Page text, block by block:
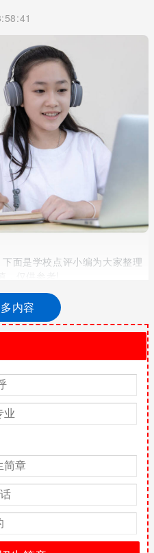
面是学校点评小编为大家整理
外语、理科综合(包括物理、化
德、历史两门学科)、体育，总
算机10分跟实验10分)
学120分，外语120分(听力测
120分(物理55分、化学35分，
品德45分(其中民族团结教育
在文科综合科目中，思想品德
德课程标准(2011年版)》中规
容和2016年4月至2017年3月
统编民族团结教育教材《民族
版)中的教学内容。
内容